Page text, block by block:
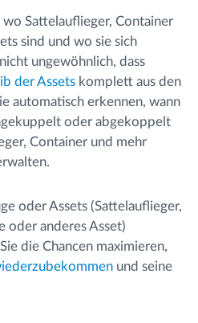
wo Sattelauflieger, Container
sind und wo sie sich
ungewöhnlich, dass
der Assets komplett aus den
automatisch erkennen, wann
oder abgekoppelt
Container und mehr
oder Assets (Sattelauflieger,
oder anderes Asset)
die Chancen maximieren,
und seine